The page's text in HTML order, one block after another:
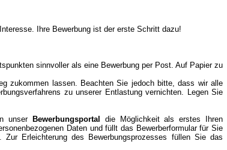
Ihre Bewerbung ist der erste Schritt dazu!
sinnvoller als eine Bewerbung per Post. Auf Papier zu
zukommen lassen. Beachten Sie jedoch bitte, dass wir alle
zu unserer Entlastung vernichten. Legen Sie
unser Bewerbungsportal
die Möglichkeit als erstes Ihren
Daten und füllt das Bewerberformular für Sie
Erleichterung des Bewerbungsprozesses füllen Sie das